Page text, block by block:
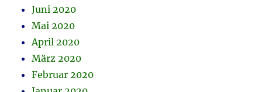
Juni 2020
Mai 2020
April 2020
März 2020
Februar 2020